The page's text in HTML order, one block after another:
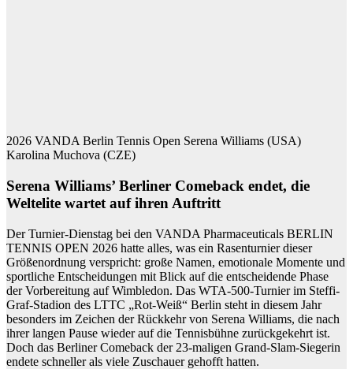
2026 VANDA Berlin Tennis Open Serena Williams (USA)
Karolina Muchova (CZE)
Serena Williams’ Berliner Comeback endet, die
Weltelite wartet auf ihren Auftritt
Der Turnier-Dienstag bei den VANDA Pharmaceuticals BERLIN
TENNIS OPEN 2026 hatte alles, was ein Rasenturnier dieser
Größenordnung verspricht: große Namen, emotionale Momente und
sportliche Entscheidungen mit Blick auf die entscheidende Phase
der Vorbereitung auf Wimbledon. Das WTA-500-Turnier im Steffi-
Graf-Stadion des LTTC „Rot-Weiß“ Berlin steht in diesem Jahr
besonders im Zeichen der Rückkehr von Serena Williams, die nach
ihrer langen Pause wieder auf die Tennisbühne zurückgekehrt ist.
Doch das Berliner Comeback der 23-maligen Grand-Slam-Siegerin
endete schneller als viele Zuschauer gehofft hatten.